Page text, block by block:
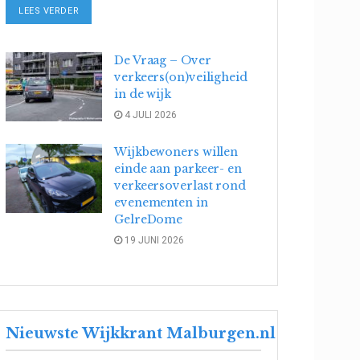
LEES VERDER
De Vraag – Over
verkeers(on)veiligheid
in de wijk
4 JULI 2026
Wijkbewoners willen
einde aan parkeer- en
verkeersoverlast rond
evenementen in
GelreDome
19 JUNI 2026
Nieuwste Wijkkrant Malburgen.nl